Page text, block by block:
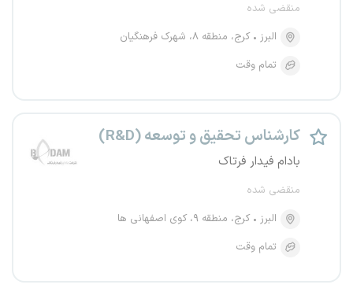
منقضی شده
البرز
کرج، منطقه ۸، شهرک فرهنگیان
تمام وقت
کارشناس تحقیق و توسعه (R&D)
بادام فیدار فرتاک
منقضی شده
البرز
کرج، منطقه ۹، کوی اصفهانی ها
تمام وقت